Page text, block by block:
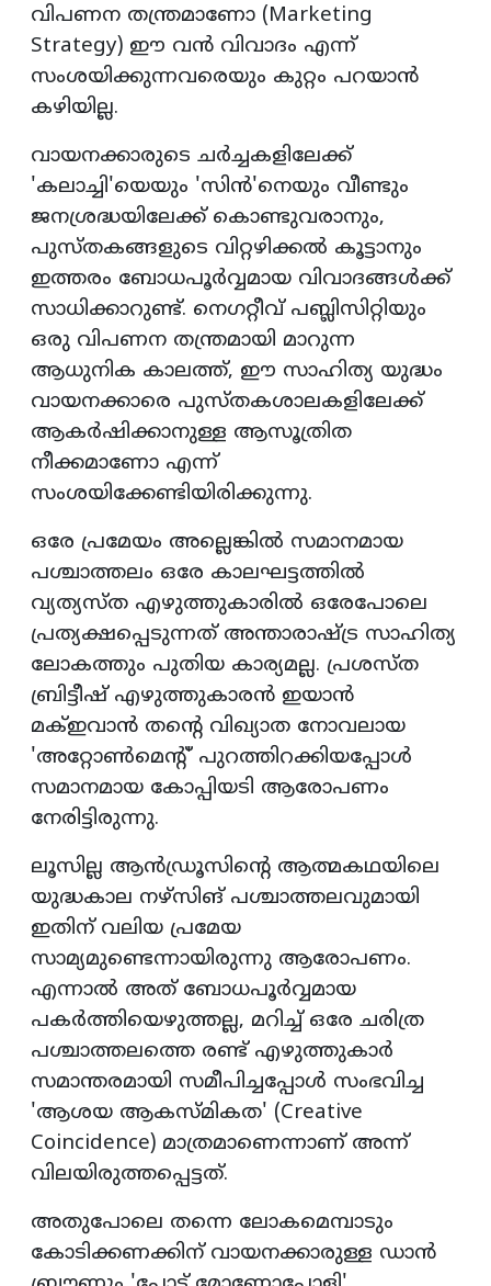
വിപണന തന്ത്രമാണോ (Marketing
Strategy) ഈ വൻ വിവാദം എന്ന്
സംശയിക്കുന്നവരെയും കുറ്റം പറയാൻ
കഴിയില്ല.
വായനക്കാരുടെ ചർച്ചകളിലേക്ക്
'കലാച്ചി'യെയും 'സിൻ'നെയും വീണ്ടും
ജനശ്രദ്ധയിലേക്ക് കൊണ്ടുവരാനും,
പുസ്തകങ്ങളുടെ വിറ്റഴിക്കൽ കൂട്ടാനും
ഇത്തരം ബോധപൂർവ്വമായ വിവാദങ്ങൾക്ക്
സാധിക്കാറുണ്ട്. നെഗറ്റീവ് പബ്ലിസിറ്റിയും
ഒരു വിപണന തന്ത്രമായി മാറുന്ന
ആധുനിക കാലത്ത്, ഈ സാഹിത്യ യുദ്ധം
വായനക്കാരെ പുസ്തകശാലകളിലേക്ക്
ആകർഷിക്കാനുള്ള ആസൂത്രിത
നീക്കമാണോ എന്ന്
സംശയിക്കേണ്ടിയിരിക്കുന്നു.
ഒരേ പ്രമേയം അല്ലെങ്കിൽ സമാനമായ
പശ്ചാത്തലം ഒരേ കാലഘട്ടത്തിൽ
വ്യത്യസ്ത എഴുത്തുകാരിൽ ഒരേപോലെ
പ്രത്യക്ഷപ്പെടുന്നത് അന്താരാഷ്ട്ര സാഹിത്യ
ലോകത്തും പുതിയ കാര്യമല്ല. പ്രശസ്ത
ബ്രിട്ടീഷ് എഴുത്തുകാരൻ ഇയാൻ
മക്ഇവാൻ തന്റെ വിഖ്യാത നോവലായ
'അറ്റോൺമെന്റ്' പുറത്തിറക്കിയപ്പോൾ
സമാനമായ കോപ്പിയടി ആരോപണം
നേരിട്ടിരുന്നു.
ലൂസില്ല ആൻഡ്രൂസിന്റെ ആത്മകഥയിലെ
യുദ്ധകാല നഴ്സിങ് പശ്ചാത്തലവുമായി
ഇതിന് വലിയ പ്രമേയ
സാമ്യമുണ്ടെന്നായിരുന്നു ആരോപണം.
എന്നാൽ അത് ബോധപൂർവ്വമായ
പകർത്തിയെഴുത്തല്ല, മറിച്ച് ഒരേ ചരിത്ര
പശ്ചാത്തലത്തെ രണ്ട് എഴുത്തുകാർ
സമാന്തരമായി സമീപിച്ചപ്പോൾ സംഭവിച്ച
'ആശയ ആകസ്മികത' (Creative
Coincidence) മാത്രമാണെന്നാണ് അന്ന്
വിലയിരുത്തപ്പെട്ടത്.
അതുപോലെ തന്നെ ലോകമെമ്പാടും
കോടിക്കണക്കിന് വായനക്കാരുള്ള ഡാൻ